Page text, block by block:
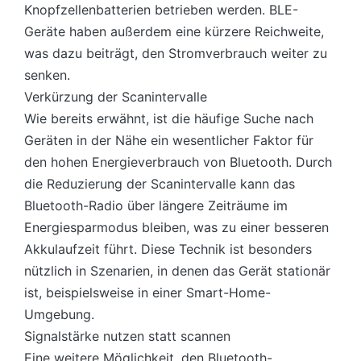
Knopfzellenbatterien betrieben werden. BLE-
Geräte haben außerdem eine kürzere Reichweite,
was dazu beiträgt, den Stromverbrauch weiter zu
senken.
Verkürzung der Scanintervalle
Wie bereits erwähnt, ist die häufige Suche nach
Geräten in der Nähe ein wesentlicher Faktor für
den hohen Energieverbrauch von Bluetooth. Durch
die Reduzierung der Scanintervalle kann das
Bluetooth-Radio über längere Zeiträume im
Energiesparmodus bleiben, was zu einer besseren
Akkulaufzeit führt. Diese Technik ist besonders
nützlich in Szenarien, in denen das Gerät stationär
ist, beispielsweise in einer Smart-Home-
Umgebung.
Signalstärke nutzen statt scannen
Eine weitere Möglichkeit, den Bluetooth-